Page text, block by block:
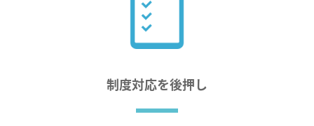
制度対応を後押し